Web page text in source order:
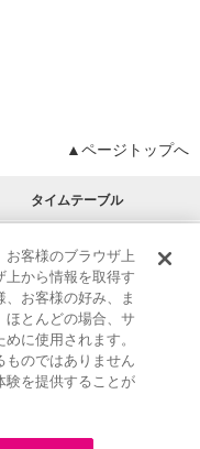
▲ページトップへ
タイムテーブル
リクエスト
ント&ご招待
？ | サポート
| クッキーの詳細
お客様のブラウザ上
上から情報を取得す
お客様の好み、ま
ほとんどの場合、サ
に使用されます。
ものではありません
験を提供することが